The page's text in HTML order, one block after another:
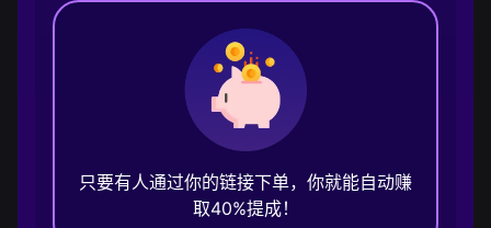
只要有人通过你的链接下单，你就能自动赚
取40%提成！